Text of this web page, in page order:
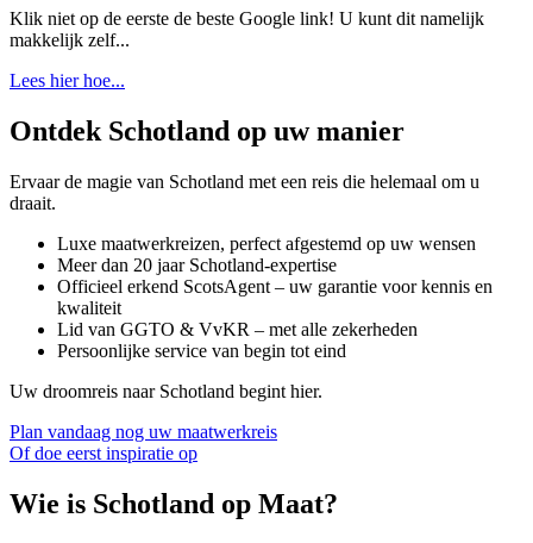
Klik niet op de eerste de beste Google link! U kunt dit namelijk
makkelijk zelf...
Lees hier hoe...
Ontdek Schotland op uw manier
Ervaar de magie van Schotland met een reis die helemaal om u
draait.
Luxe maatwerkreizen, perfect afgestemd op uw wensen
Meer dan 20 jaar Schotland-expertise
Officieel erkend ScotsAgent – uw garantie voor kennis en
kwaliteit
Lid van GGTO & VvKR – met alle zekerheden
Persoonlijke service van begin tot eind
Uw droomreis naar Schotland begint hier.
Plan vandaag nog uw maatwerkreis
Of doe eerst inspiratie op
Wie is Schotland op Maat?